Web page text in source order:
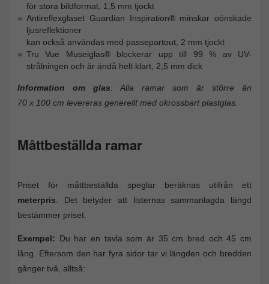
för stora bildformat, 1,5 mm tjockt
Antireflexglaset Guardian Inspiration® minskar oönskade
ljusreflektioner
kan också användas med passepartout, 2 mm tjockt
Tru Vue Museiglas® blockerar upp till 99 % av UV-
strålningen och är ändå helt klart, 2,5 mm dick
Information om glas: Alla ramar som är större än
70 x 100 cm levereras generellt med okrossbart plastglas.
Måttbeställda ramar
Priset för måttbeställda speglar beräknas utifrån ett
meterpris . Det betyder att listernas sammanlagda längd
bestämmer priset.
Exempel: Du har en tavla som är 35 cm bred och 45 cm
lång. Eftersom den har fyra sidor tar vi längden och bredden
gånger två, alltså: